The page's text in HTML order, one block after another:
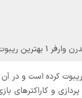
از سری بازی های کالاف دیوتی